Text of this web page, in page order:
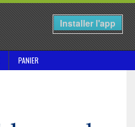
Installer l'app
PANIER